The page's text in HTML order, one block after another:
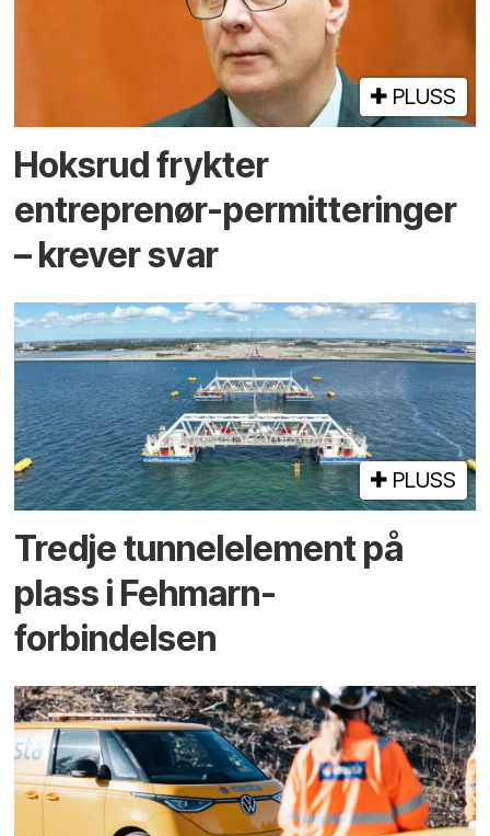
PLUSS
Hoksrud frykter
entreprenør-permitteringer
– krever svar
PLUSS
Tredje tunnel­element på
plass i Fehmarn-
forbindelsen